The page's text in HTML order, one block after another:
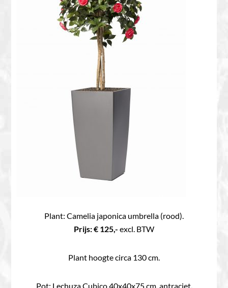
Plant: Camelia japonica umbrella (rood).
Prijs: € 125,- excl. BTW
Plant hoogte circa 130 cm.
Pot: Lechuza Cubico 40x40x75 cm, antraciet.